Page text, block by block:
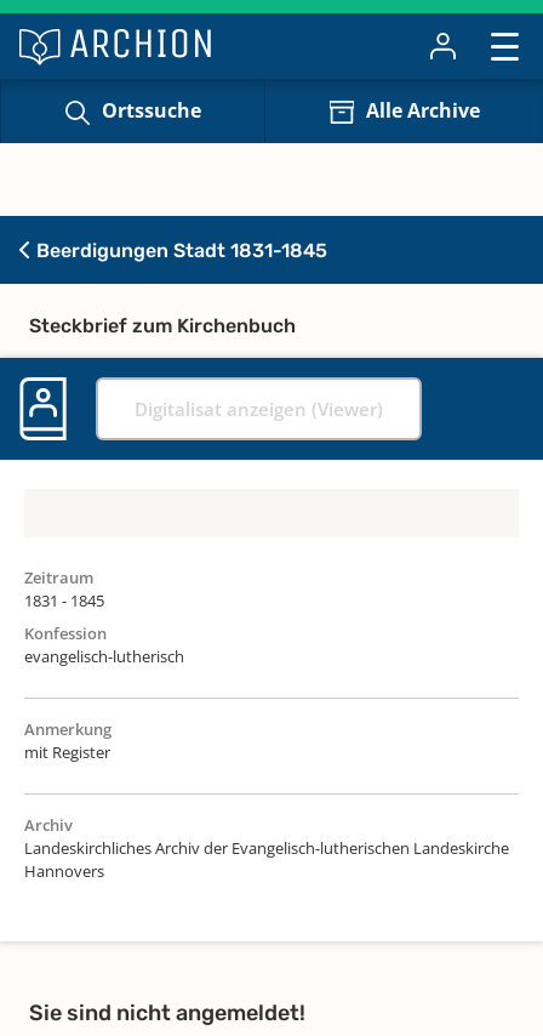
Ortssuche Alle Archive
Beerdigungen Stadt 1831-1845
Steckbrief zum Kirchenbuch
Digitalisat anzeigen (Viewer)
Zeitraum
1831 - 1845
Konfession
evangelisch-lutherisch
Anmerkung
mit Register
Archiv
Landeskirchliches Archiv der Evangelisch-lutherischen Landeskirche
Hannovers
Sie sind nicht angemeldet!